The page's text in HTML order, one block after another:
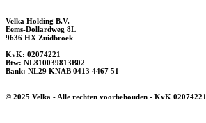
Velka Holding B.V.
Eems-Dollardweg 8L
9636 HX Zuidbroek
KvK: 02074221
Btw: NL810039813B02
Bank: NL29 KNAB 0413 4467 51
© 2025 Velka - Alle rechten voorbehouden - KvK 02074221